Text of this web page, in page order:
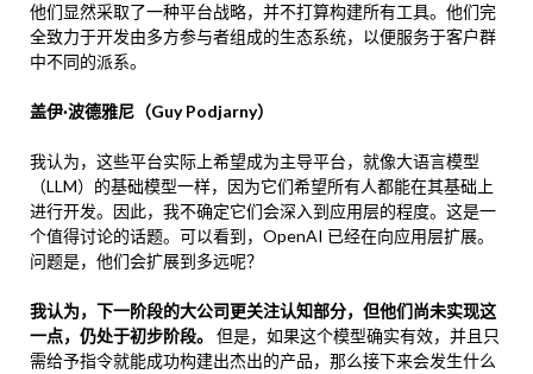
他们显然采取了一种平台战略，并不打算构建所有工具。他们完
全致力于开发由多方参与者组成的生态系统，以便服务于客户群
中不同的派系。
盖伊·波德雅尼（Guy Podjarny）
我认为，这些平台实际上希望成为主导平台，就像大语言模型
（LLM）的基础模型一样，因为它们希望所有人都能在其基础上
进行开发。因此，我不确定它们会深入到应用层的程度。这是一
个值得讨论的话题。可以看到，OpenAI 已经在向应用层扩展。
问题是，他们会扩展到多远呢？
我认为，下一阶段的大公司更关注认知部分，但他们尚未实现这
一点，仍处于初步阶段。
但是，如果这个模型确实有效，并且只
需给予指令就能成功构建出杰出的产品，那么接下来会发生什么